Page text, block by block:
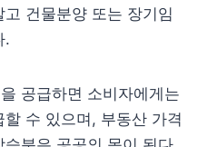
건물분양 또는 장기임
.
공급하면 소비자에게는
수 있으며, 부동산 가격